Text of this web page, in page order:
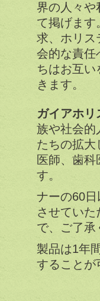
界の人々や
て掲げます
求、ホリス
会的な責任
ちはお互
きます。
ガイアホリ
族や社会的
たちの拡大
医師、歯
す。
ナーの60
させてい
で、ご了承
製品は1年
することが